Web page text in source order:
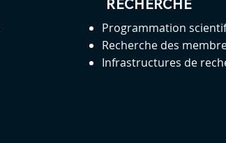
RECHERCHE
Programmation
Recherche des
Infrastructures de